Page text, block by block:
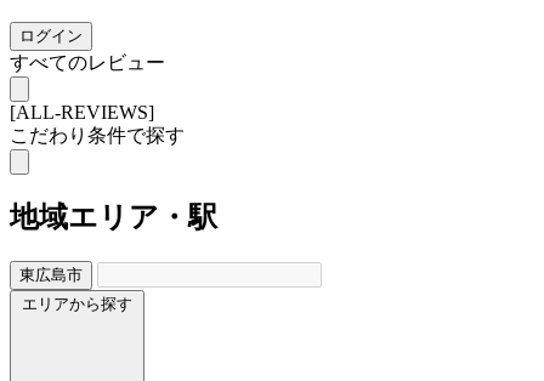
ログイン
すべてのレビュー
[ALL-REVIEWS]
こだわり条件で探す
地域エリア・駅
東広島市
エリアから探す